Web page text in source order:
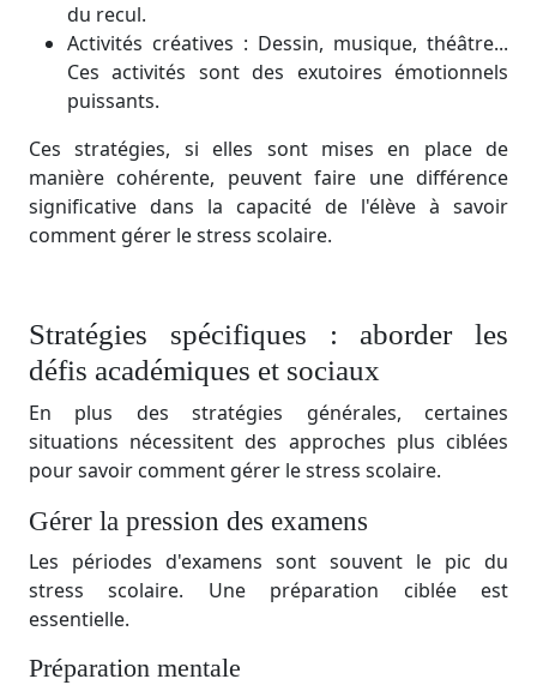
du recul.
Activités créatives : Dessin, musique, théâtre...
Ces activités sont des exutoires émotionnels
puissants.
Ces stratégies, si elles sont mises en place de
manière cohérente, peuvent faire une différence
significative dans la capacité de l'élève à savoir
comment gérer le stress scolaire.
Stratégies spécifiques : aborder les
défis académiques et sociaux
En plus des stratégies générales, certaines
situations nécessitent des approches plus ciblées
pour savoir comment gérer le stress scolaire.
Gérer la pression des examens
Les périodes d'examens sont souvent le pic du
stress scolaire. Une préparation ciblée est
essentielle.
Préparation mentale